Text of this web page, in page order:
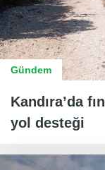
Gündem
Kandıra’da
yol desteği